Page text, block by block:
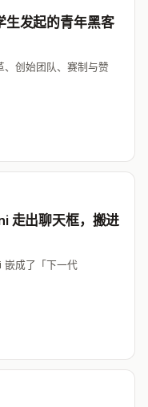
发起的青年黑客
、创始团队、赛制与赞
走出聊天框，搬进
嵌成了「下一代